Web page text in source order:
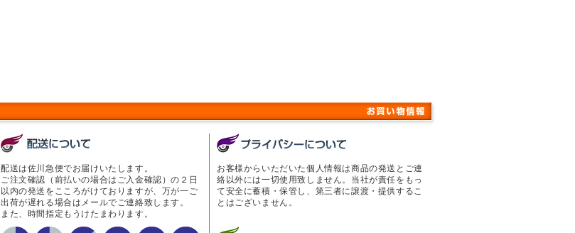
配送は佐川急便でお届けいたします。
ご注文確認（前払いの場合はご入金確認）の２日
以内の発送をこころがけておりますが、万が一ご
出荷が遅れる場合はメールでご連絡致します。
また、時間指定もうけたまわります。
お客様からいただいた個人情報は商品の発送とご連
絡以外には一切使用致しません。当社が責任をもっ
て安全に蓄積・保管し、第三者に譲渡・提供するこ
とはございません。